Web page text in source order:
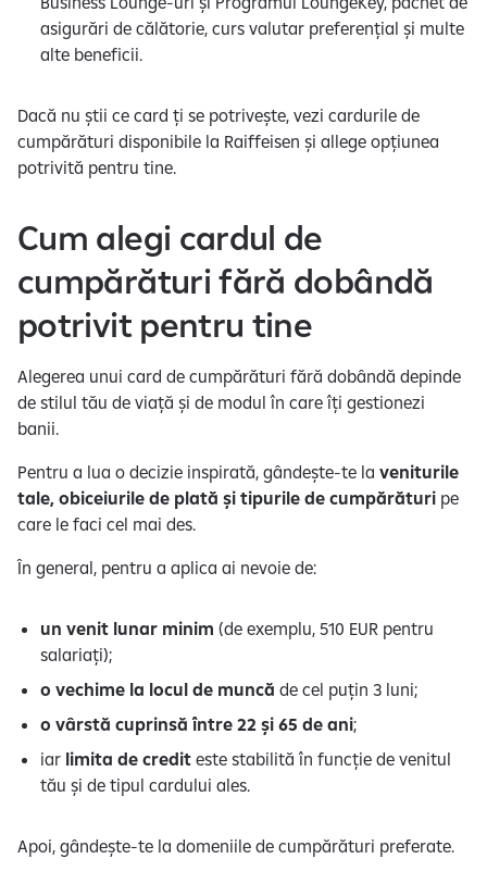
asigurări de călătorie, curs valutar preferențial și multe
alte beneficii.
Dacă nu știi ce card ți se potrivește, vezi cardurile de
cumpărături disponibile la Raiffeisen și allege opțiunea
potrivită pentru tine.
Cum alegi cardul de
cumpărături fără dobândă
potrivit pentru tine
Alegerea unui card de cumpărături fără dobândă depinde
de stilul tău de viață și de modul în care îți gestionezi
banii.
Pentru a lua o decizie inspirată, gândește-te la veniturile
tale, obiceiurile de plată și tipurile de cumpărături pe
care le faci cel mai des.
În general, pentru a aplica ai nevoie de:
un venit lunar minim (de exemplu, 510 EUR pentru
salariați);
o vechime la locul de muncă de cel puțin 3 luni;
o vârstă cuprinsă între 22 și 65 de ani;
iar limita de crediteste stabilită în funcție de venitul
tău și de tipul cardului ales.
Apoi, gândește-te la domeniile de cumpărături preferate.